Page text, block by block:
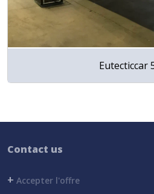
Eutecticcar
Contact us
+ Accepter l'offre